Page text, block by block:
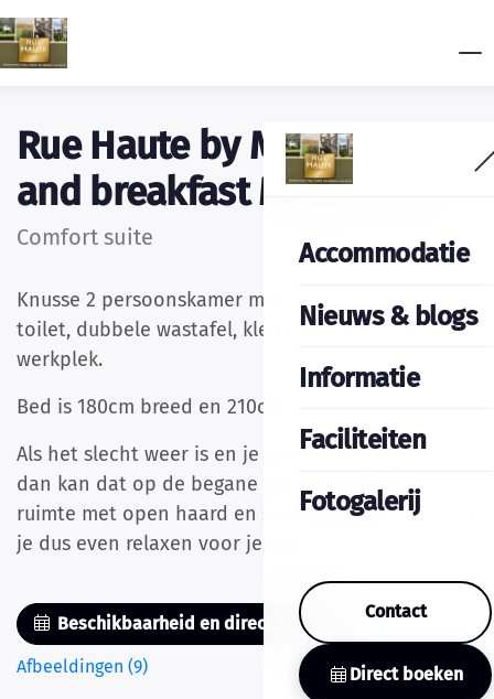
Accommodatie
Nieuws & blogs
Informatie
Faciliteiten
Fotogalerij
Contact
Direct boeken
Rue Haute by M&M bed
and breakfast Maastricht.
Comfort suite
Knusse 2 persoonskamer met inloopdouche,
toilet, dubbele wastafel, kledingkast, en kleine
werkplek.
Bed is 180cm breed en 210cm lang.
Als het slecht weer is en je wilt even relaxt zitten
dan kan dat op de begane grond een gezellige
ruimte met open haard en spelletjes tafel hier kan
je dus even relaxen voor je naar bed gaat.
Beschikbaarheid en direct boeken
Afbeeldingen (9)